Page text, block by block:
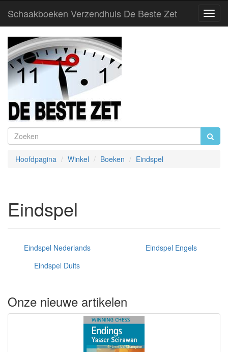
Schaakboeken Verzendhuis De Beste Zet
Hoofdpagina Winkel Boeken Eindspel
Eindspel
Eindspel Nederlands
Eindspel Engels
Eindspel Duits
Onze nieuwe artikelen